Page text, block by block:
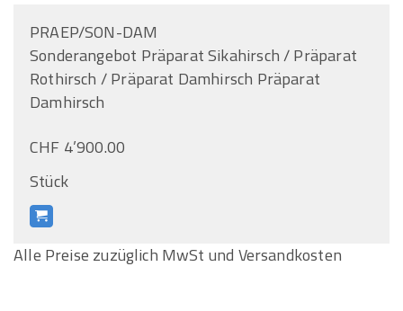
PRAEP/SON-DAM
Sonderangebot Präparat Sikahirsch / Präparat
Rothirsch / Präparat Damhirsch Präparat
Damhirsch
CHF 4’900.00
Stück
Alle Preise zuzüglich MwSt und Versandkosten